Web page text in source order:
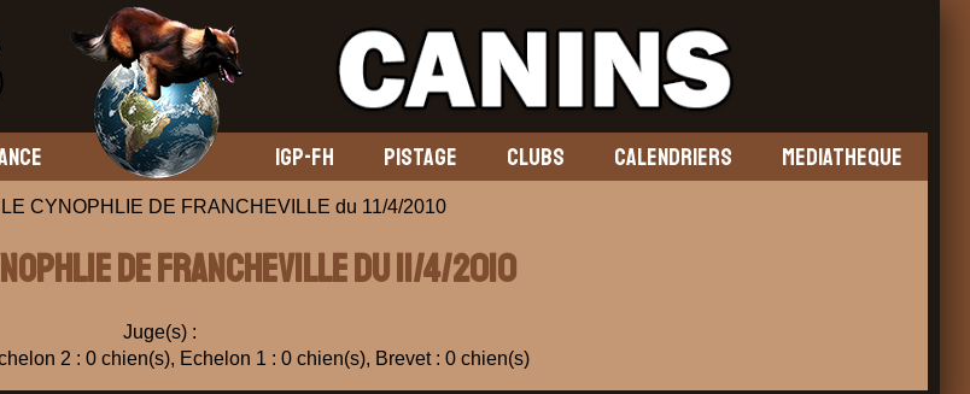
IGP-FH PISTAGE CLUBS CALENDRIERS MEDIATHEQUE
CYNOPHLIE DE FRANCHEVILLE du 11/4/2010
DE FRANCHEVILLE du 11/4/2010
Juge(s) :
2 : 0 chien(s), Echelon 1 : 0 chien(s), Brevet : 0 chien(s)